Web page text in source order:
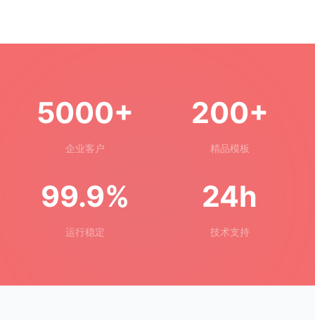
5000+
企业客户
200+
精品模板
99.9%
运行稳定
24h
技术支持